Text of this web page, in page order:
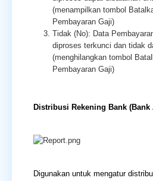
(menampilkan tombol
Pembayaran Gaji)
Tidak (No): Data
diproses terkunci dan tidak
(menghilangkan tombol
Pembayaran Gaji)
Distribusi Rekening Bank
Digunakan untuk mengatur